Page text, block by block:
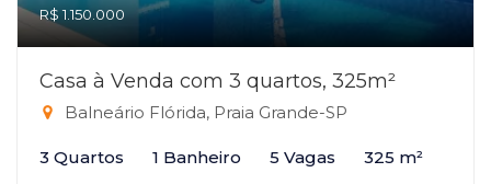
R$ 1.150.000
Casa à Venda com 3 quartos, 325m²
Balneário Flórida, Praia Grande-SP
3 Quartos 1 Banheiro 5 Vagas 325 m²